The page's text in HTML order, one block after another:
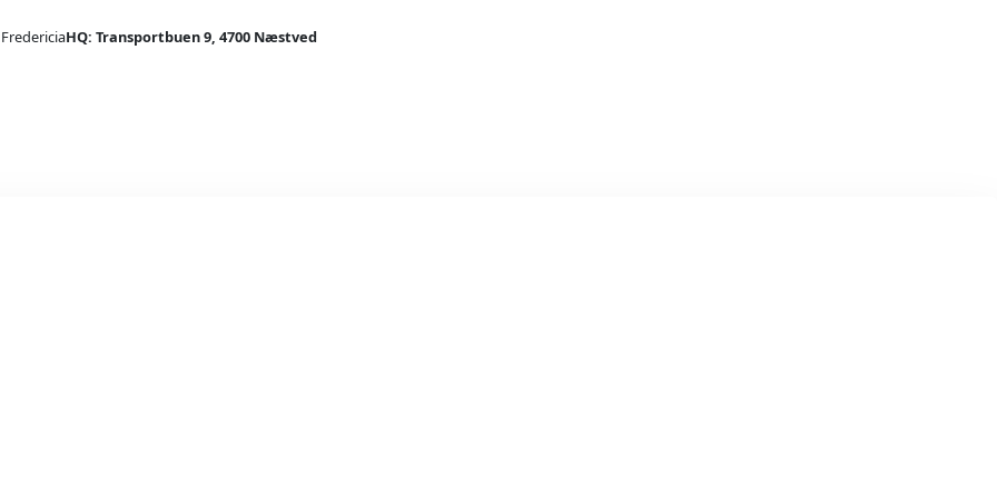
HQ: Transportbuen 9, 4700 Næstved